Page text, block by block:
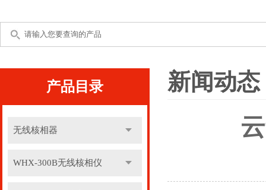
产品目录
无线核相器
WHX-300B无线核相仪
新闻动态